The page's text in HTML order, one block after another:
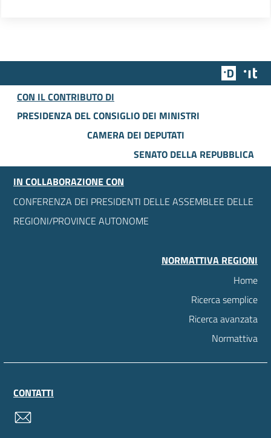
Team
CON IL CONTRIBUTO DI
PRESIDENZA DEL CONSIGLIO DEI MINISTRI
CAMERA DEI DEPUTATI
SENATO DELLA REPUBBLICA
IN COLLABORAZIONE CON
CONFERENZA DEI PRESIDENTI DELLE ASSEMBLEE DELLE
REGIONI/PROVINCE AUTONOME
NORMATTIVA REGIONI
Home
Ricerca semplice
Ricerca avanzata
Normattiva
CONTATTI